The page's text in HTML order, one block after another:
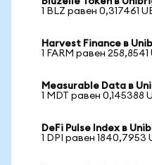
1 BLZ равен 0,317461
Harvest Finance в
1 FARM равен 258,8541
Measurable Data в
1 MDT равен 0,145388
DeFi Pulse Index в
1 DPI равен 1840,7953